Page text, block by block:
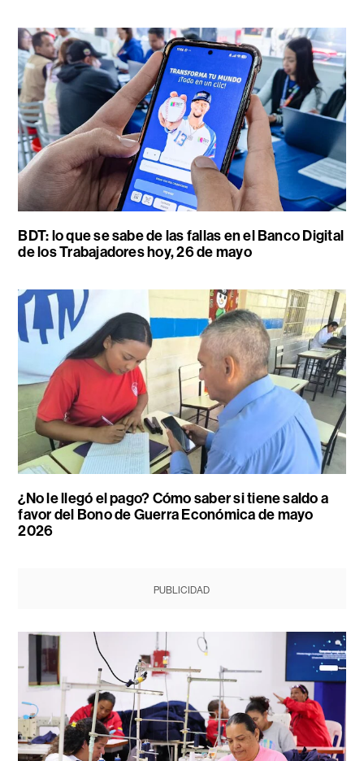
BDT: lo que se sabe de las fallas en el Banco Digital
de los Trabajadores hoy, 26 de mayo
¿No le llegó el pago? Cómo saber si tiene saldo a
favor del Bono de Guerra Económica de mayo
2026
PUBLICIDAD